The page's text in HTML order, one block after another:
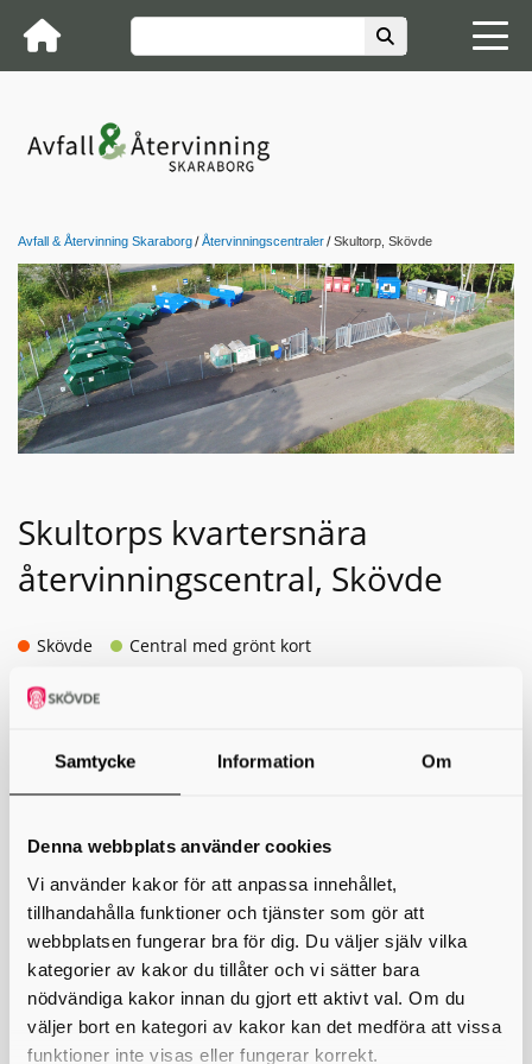
Samtycke Information Om
Denna webbplats använder cookies
Vi använder kakor för att anpassa innehållet,
tillhandahålla funktioner och tjänster som gör att
webbplatsen fungerar bra för dig. Du väljer själv vilka
kategorier av kakor du tillåter och vi sätter bara
nödvändiga kakor innan du gjort ett aktivt val. Om du
väljer bort en kategori av kakor kan det medföra att vissa
funktioner inte visas eller fungerar korrekt.
Avfall & Återvinning Skaraborg Återvinningscentraler Skultorp, Skövde
Skultorps kvartersnära
återvinningscentral, Skövde
Skövde Central med grönt kort
Militärvägen, 541 57 Skövde
Tisdag 17-20
Lördag 9-12
Återvinningscentralen är stängd alla aftnar och helgdagar,
förutom trettondagsafton och Valborgsmässoafton.
Öppettider för dig med grönt kort
Alla dagar klockan 12-22.
Grönt kort
postnummer 541 55, 541 56 och 541 57. Kunder som har
grönt kort i Skultorp kan inte besöka andra
återvinningscentraler med sitt gröna kort.